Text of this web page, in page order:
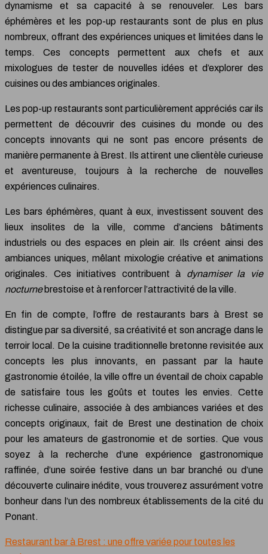
dynamisme et sa capacité à se renouveler. Les bars
éphémères et les pop-up restaurants sont de plus en plus
nombreux, offrant des expériences uniques et limitées dans le
temps. Ces concepts permettent aux chefs et aux
mixologues de tester de nouvelles idées et d’explorer des
cuisines ou des ambiances originales.
Les pop-up restaurants sont particulièrement appréciés car ils
permettent de découvrir des cuisines du monde ou des
concepts innovants qui ne sont pas encore présents de
manière permanente à Brest. Ils attirent une clientèle curieuse
et aventureuse, toujours à la recherche de nouvelles
expériences culinaires.
Les bars éphémères, quant à eux, investissent souvent des
lieux insolites de la ville, comme d’anciens bâtiments
industriels ou des espaces en plein air. Ils créent ainsi des
ambiances uniques, mêlant mixologie créative et animations
originales. Ces initiatives contribuent à dynamiser la vie
nocturne brestoise et à renforcer l’attractivité de la ville.
En fin de compte, l’offre de restaurants bars à Brest se
distingue par sa diversité, sa créativité et son ancrage dans le
terroir local. De la cuisine traditionnelle bretonne revisitée aux
concepts les plus innovants, en passant par la haute
gastronomie étoilée, la ville offre un éventail de choix capable
de satisfaire tous les goûts et toutes les envies. Cette
richesse culinaire, associée à des ambiances variées et des
concepts originaux, fait de Brest une destination de choix
pour les amateurs de gastronomie et de sorties. Que vous
soyez à la recherche d’une expérience gastronomique
raffinée, d’une soirée festive dans un bar branché ou d’une
découverte culinaire inédite, vous trouverez assurément votre
bonheur dans l’un des nombreux établissements de la cité du
Ponant.
Restaurant bar à Brest : une offre variée pour toutes les